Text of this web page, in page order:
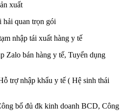
xuất
hải quan trọn gói
nhập tái xuất hàng y tế
Zalo bán hàng y tế, Tuyển dụng
trợ nhập khẩu y tế ( Hệ sinh thái
bố đủ đk kinh doanh BCD, Công